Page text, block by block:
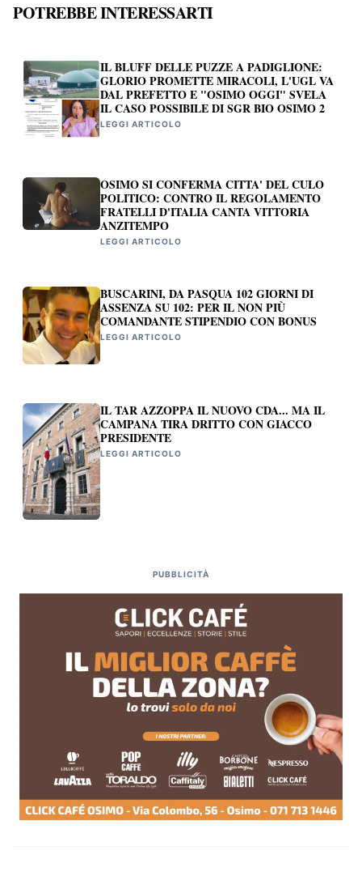
POTREBBE INTERESSARTI
IL BLUFF DELLE PUZZE A PADIGLIONE:
GLORIO PROMETTE MIRACOLI, L'UGL VA
DAL PREFETTO E "OSIMO OGGI" SVELA
IL CASO POSSIBILE DI SGR BIO OSIMO 2
LEGGI ARTICOLO
OSIMO SI CONFERMA CITTA' DEL CULO
POLITICO: CONTRO IL REGOLAMENTO
FRATELLI D'ITALIA CANTA VITTORIA
ANZITEMPO
LEGGI ARTICOLO
BUSCARINI, DA PASQUA 102 GIORNI DI
ASSENZA SU 102: PER IL NON PIÙ
COMANDANTE STIPENDIO CON BONUS
LEGGI ARTICOLO
IL TAR AZZOPPA IL NUOVO CDA... MA IL
CAMPANA TIRA DRITTO CON GIACCO
PRESIDENTE
LEGGI ARTICOLO
PUBBLICITÀ